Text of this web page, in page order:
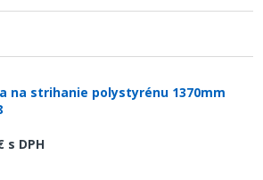
na strihanie polystyrénu 1370mm
s DPH